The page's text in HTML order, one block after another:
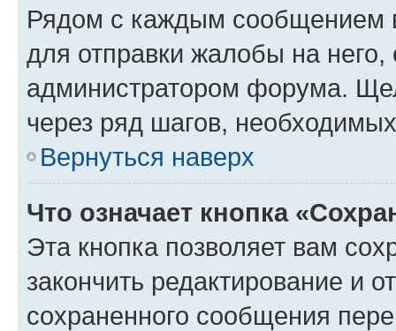
Рядом с каждым сообщением
для отправки жалобы на
администратором форума.
через ряд шагов,
Вернуться наверх
Что означает кнопка
Эта кнопка позволяет вам
закончить редактирование и
сохраненного сообщения